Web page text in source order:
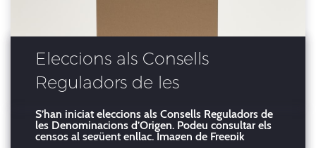
Eleccions als Consells
Reguladors de les
Denominacions d’Origen
S’han iniciat eleccions als Consells Reguladors de
les Denominacions d’Origen. Podeu consultar els
censos al següent enllaç. Imagen de Freepik